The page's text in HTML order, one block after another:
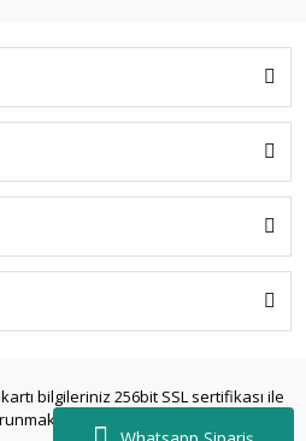
bilgileriniz 256bit SSL sertifikası ile